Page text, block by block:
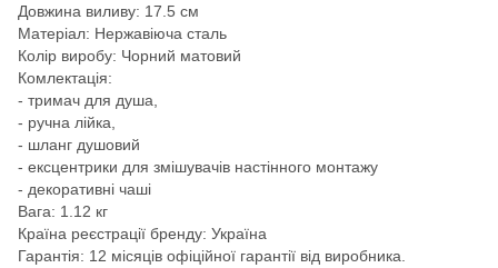
Довжина виливу: 17.5 см
Матеріал: Нержавіюча сталь
Колір виробу: Чорний матовий
Комлектація:
- тримач для душа,
- ручна лійка,
- шланг душовий
- ексцентрики для змішувачів настінного монтажу
- декоративні чаші
Вага: 1.12 кг
Країна реєстрації бренду: Україна
Гарантія: 12 місяців офіційної гарантії від виробника.